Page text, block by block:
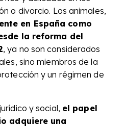
o divorcio. Los animales,
en España como
la reforma del
, ya no son considerados
sino miembros de la
y un régimen de
y social, el papel
adquiere una